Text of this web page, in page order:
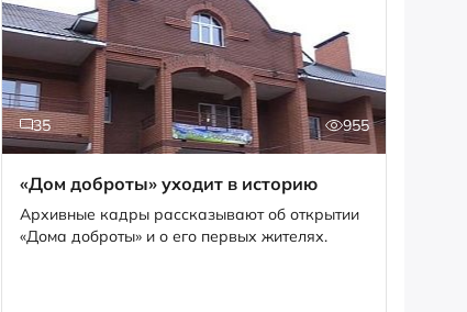
35 955
«Дом доброты» уходит в историю
Архивные кадры рассказывают об открытии
«Дома доброты» и о его первых жителях.